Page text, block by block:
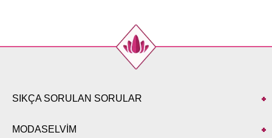
SIKÇA SORULAN SORULAR
MODASELVİM